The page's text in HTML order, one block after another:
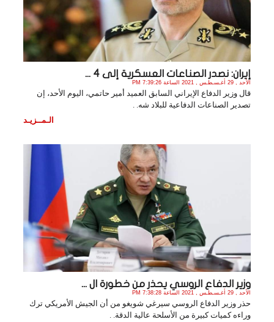
إيران: نصدر الصناعات العسكرية إلى 4 ...
الأحد , 29 أغـسـطـس , 2021 الساعة 7:39:26 PM
قال وزير الدفاع الإيراني السابق العميد أمير حاتمي، اليوم الأحد، إن
تصدير الصناعات الدفاعية للبلاد شه. .
الـمــزيـد
وزير الدفاع الروسي يحذر من خطورة ال ...
الأحد , 29 أغـسـطـس , 2021 الساعة 7:38:28 PM
حذر وزير الدفاع الروسي سيرغي شويغو من أن الجيش الأمريكي ترك
وراءه كميات كبيرة من الأسلحة عالية الدقة. .